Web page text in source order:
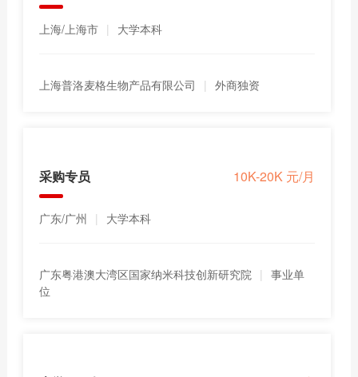
上海/上海市 | 大学本科
上海普洛麦格生物产品有限公司 | 外商独资
10K-20K 元/月
采购专员
广东/广州 | 大学本科
广东粤港澳大湾区国家纳米科技创新研究院 | 事业单
位